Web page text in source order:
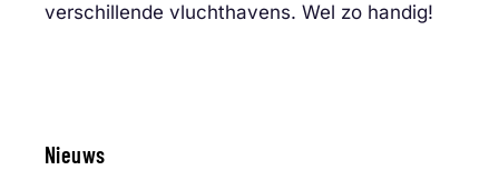
verschillende vluchthavens. Wel zo handig!
Nieuws